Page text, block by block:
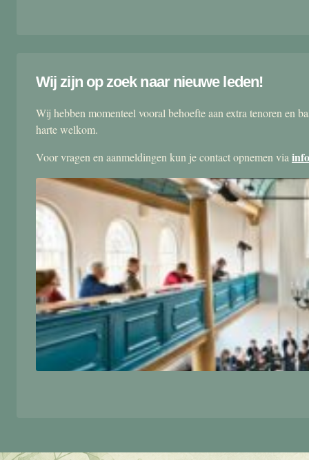
Wij zijn op zoek naar nieuwe leden!
Wij hebben momenteel vooral behoefte aan extra tenoren en
harte welkom.
Voor vragen en aanmeldingen kun je contact opnemen via